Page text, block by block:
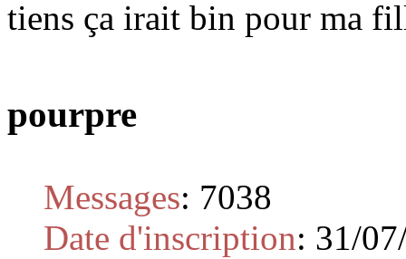
tiens ça irait bin pour ma
pourpre
Messages: 7038
Date d'inscription: 31/